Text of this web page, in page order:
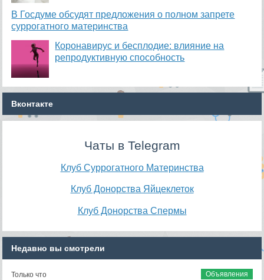
В Госдуме обсудят предложения о полном запрете
суррогатного материнства
Коронавирус и бесплодие: влияние на
репродуктивную способность
Вконтакте
Чаты в Telegram
Клуб Суррогатного Материнства
Клуб Донорства Яйцеклеток
Клуб Донорства Спермы
Недавно вы смотрели
Объявления
Только что